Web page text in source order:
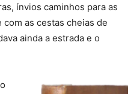
ínvios caminhos para as
as cestas cheias de
ainda a estrada e o